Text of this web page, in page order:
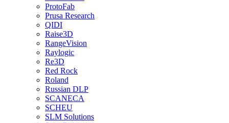
ProtoFab
Prusa Research
QIDI
Raise3D
RangeVision
Raylogic
Re3D
Red Rock
Roland
Russian DLP
SCANECA
SCHEU
SLM Solutions